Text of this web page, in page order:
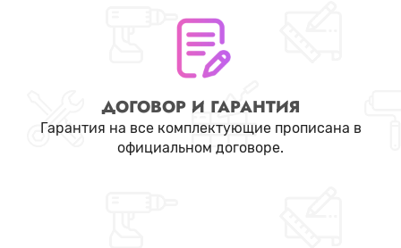
ДОГОВОР И ГАРАНТИЯ
Гарантия на все комплектующие прописана в
официальном договоре.